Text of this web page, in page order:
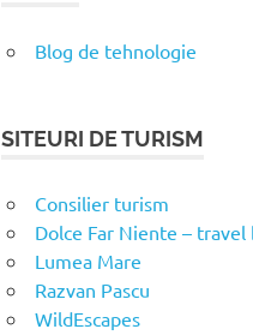
Blog de tehnologie
SITEURI DE TURISM
Consilier turism
Dolce Far Niente – travel
Lumea Mare
Razvan Pascu
WildEscapes